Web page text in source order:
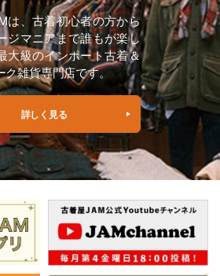
は、古着初心者の方から
ジマニアまで誰もが楽し
大級のインポート古着＆
ク雑貨専門店です。
詳しく見る